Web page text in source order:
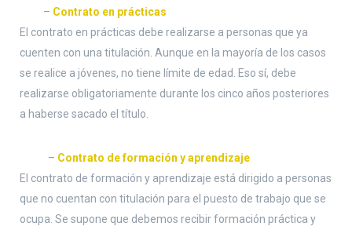
– Contrato en prácticas
El contrato en prácticas debe realizarse a personas que ya
cuenten con una titulación. Aunque en la mayoría de los casos
se realice a jóvenes, no tiene límite de edad. Eso sí, debe
realizarse obligatoriamente durante los cinco años posteriores
a haberse sacado el título.
– Contrato de formación y aprendizaje
El contrato de formación y aprendizaje está dirigido a personas
que no cuentan con titulación para el puesto de trabajo que se
ocupa. Se supone que debemos recibir formación práctica y